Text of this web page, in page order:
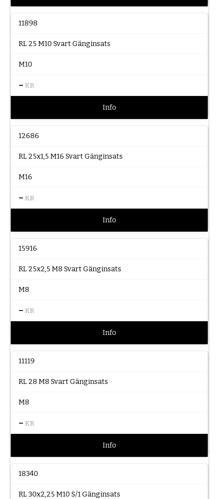
11898
RL 25 M10 Svart Gänginsats
M10
– KR
Info
12686
RL 25x1,5 M16 Svart Gänginsats
M16
– KR
Info
15916
RL 25x2,5 M8 Svart Gänginsats
M8
– KR
Info
11119
RL 28 M8 Svart Gänginsats
M8
– KR
Info
18340
RL 30x2,25 M10 S/1 Gänginsats